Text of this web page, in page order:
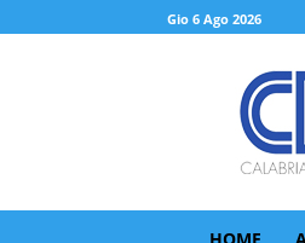
Gio 6 Ago 2026